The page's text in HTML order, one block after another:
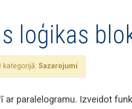
loģikas
kategorijā: Sazarojumi
ar paralelogramu. Izveidot